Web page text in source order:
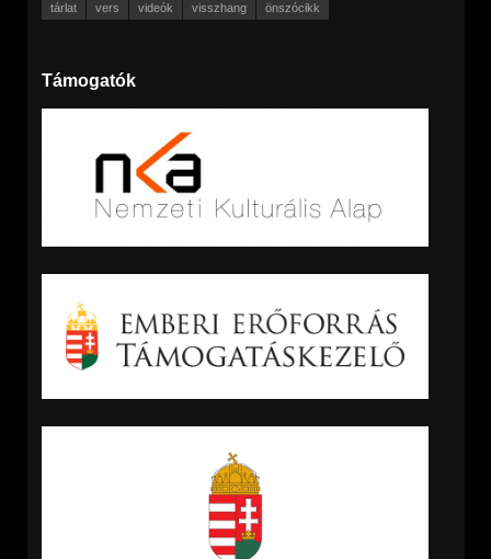
tárlat
vers videók visszhang önszócikk
Támogatók